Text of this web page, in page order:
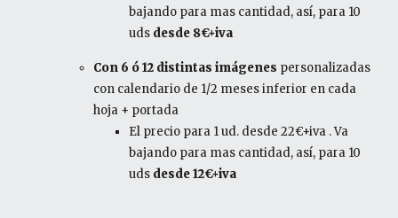
bajando para mas cantidad, así, para 10
uds desde 8€+iva
Con 6 ó 12 distintas imágenes personalizadas
con calendario de 1/2 meses inferior en cada
hoja + portada
El precio para 1 ud. desde 22€+iva . Va
bajando para mas cantidad, así, para 10
uds desde 12€+iva